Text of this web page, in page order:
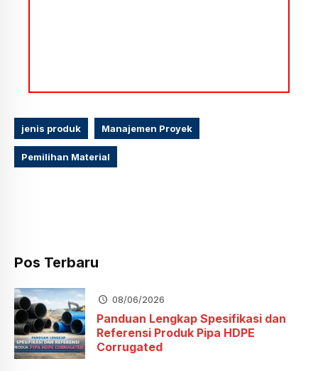
jenis produk Manajemen Proyek
Pemilihan Material
Pos Terbaru
08/06/2026
Panduan Lengkap Spesifikasi dan
Referensi Produk Pipa HDPE
Corrugated